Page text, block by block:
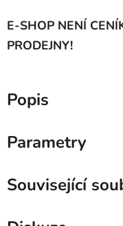
E-SHOP NENÍ
PRODEJNY!
Popis
Parametry
Související